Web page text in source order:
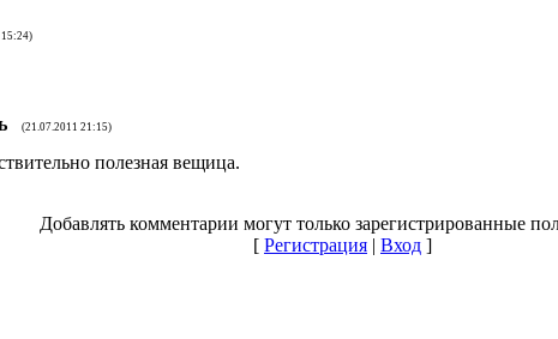
15:24)
(21.07.2011 21:15)
полезная вещица.
Добавлять комментарии могут только зарегистрированные
[ Регистрация | Вход ]